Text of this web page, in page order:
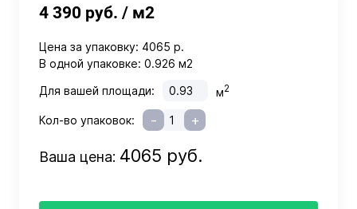
4 390 руб. / м2
Цена за упаковку: 4065 р.
В одной упаковке: 0.926 м2
Для вашей площади:
м2
Кол-во упаковок: - +
Ваша цена: 4065 руб.